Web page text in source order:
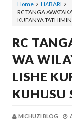
Home
HABARI
RC TANGA
KUFANYA
RC
WA
LISHE
KUHUSU
MICHUZI BLOG